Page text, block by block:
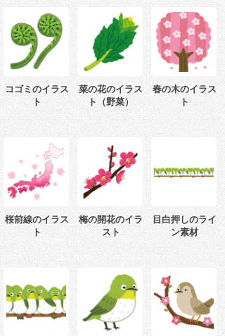
コゴミのイラス
ト
菜の花のイラス
ト（野菜）
春の木のイラス
ト
桜前線のイラス
ト
梅の開花のイラ
スト
目白押しのライ
ン素材